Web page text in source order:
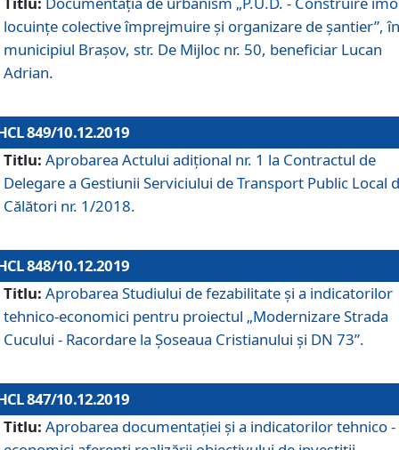
locuințe colective împrejmuire și organizare de șantier”, în
municipiul Braşov, str. De Mijloc nr. 50, beneficiar Lucan
Adrian.
849/10.12.2019
Titlu: Aprobarea Actului adiţional nr. 1 la Contractul de
Delegare a Gestiunii Serviciului de Transport Public Local
Călători nr. 1/2018.
848/10.12.2019
Titlu: Aprobarea Studiului de fezabilitate şi a indicatorilor
tehnico-economici pentru proiectul „Modernizare Strada
Cucului - Racordare la Șoseaua Cristianului și DN 73”.
847/10.12.2019
Titlu: Aprobarea documentației și a indicatorilor tehnico -